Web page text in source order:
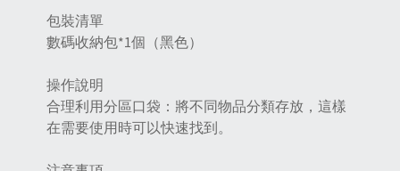
包裝清單
數碼收納包*1個（黑色）
操作說明
合理利用分區口袋：將不同物品分類存放，這樣
在需要使用時可以快速找到‌。